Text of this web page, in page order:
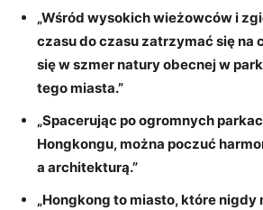
„Wśród wysokich wieżowców i
czasu ​do czasu ‍zatrzymać się na
⁤się w szmer natury obecnej w
tego miasta.”
„Spacerując‌ po ⁣ogromnych
Hongkongu, można poczuć
a ⁣architekturą.”
„Hongkong to miasto, które nigdy